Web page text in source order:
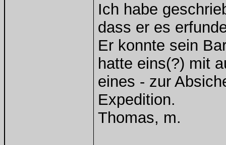
Ich habe
dass er es
Er konnte sein
hatte eins(?) mit
eines - zur
Expedition.
Thomas, m.